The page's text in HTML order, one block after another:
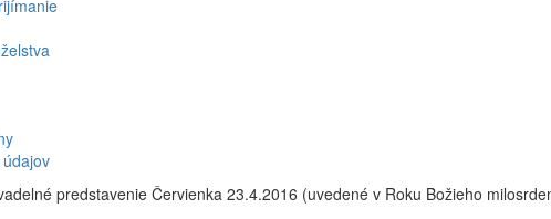
predstavenie Červienka 23.4.2016 (uvedené v Roku Božieho